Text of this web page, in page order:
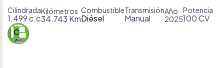
Cilindrada
1.499 c.c
Kilómetros
34.743 Km
Combustible
Diésel
Transmisión
Manual
Año
2025
Potencia
100 CV